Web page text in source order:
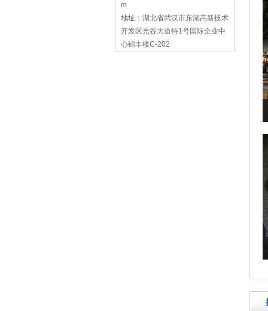
m
地址： 湖北省武汉市东湖高新技术
开发区光谷大道特1号国际企业中
心锦丰楼C-202